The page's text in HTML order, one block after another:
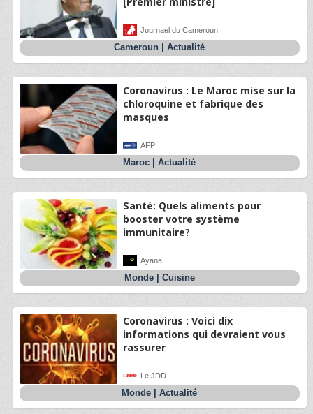
Journael du Cameroun
Cameroun |Actualité
Coronavirus : Le Maroc mise sur la
chloroquine et fabrique des
masques
AFP
Maroc |Actualité
Santé: Quels aliments pour
booster votre système
immunitaire?
Ayana
Monde| Cuisine
Coronavirus : Voici dix
informations qui devraient vous
rassurer
Le JDD
Monde |Actualité